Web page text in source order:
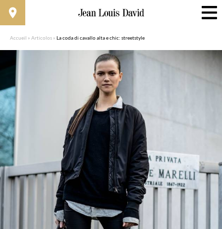
Accueil » Articolos » La coda di cavallo alta e chic: streetstyle